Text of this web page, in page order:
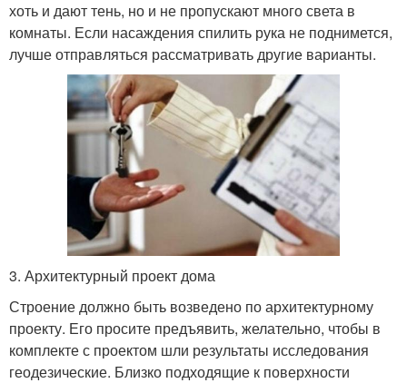
хоть и дают тень, но и не пропускают много света в
комнаты. Если насаждения спилить рука не поднимется,
лучше отправляться рассматривать другие варианты.
3. Архитектурный проект дома
Строение должно быть возведено по архитектурному
проекту. Его просите предъявить, желательно, чтобы в
комплекте с проектом шли результаты исследования
геодезические. Близко подходящие к поверхности